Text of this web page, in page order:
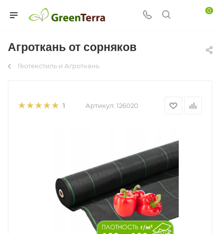
0
Агроткань от сорняков
Геотекстиль и Агроткань
1 Артикул: 126020